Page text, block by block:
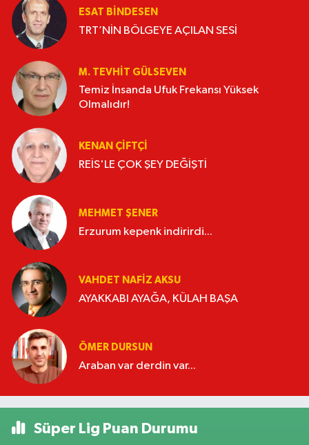
ESAT BİNDESEN
TRT’NİN BÖLGEYE AÇILAN SESİ
M. TEVHIT GÜLSEVEN
Temiz İnsanda Ufuk Frekansı Yüksek
Olmalıdır!
KENAN ÇİFTÇİ
REİS'LE ÇOK ŞEY DEĞİŞTİ
MEHMET ŞENER
Erzurum kepenk indirirdi...
VAHDET NAFIZ AKSU
AYAKKABI AYAĞA, KÜLAH BAŞA
ÖMER DURSUN
Araban var derdin var...
Süper Lig Puan Durumu